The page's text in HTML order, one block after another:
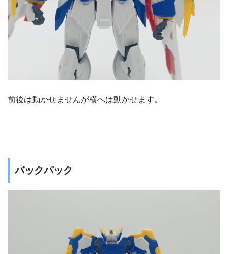
前後は動かせませんが横へは動かせます。
バックパック